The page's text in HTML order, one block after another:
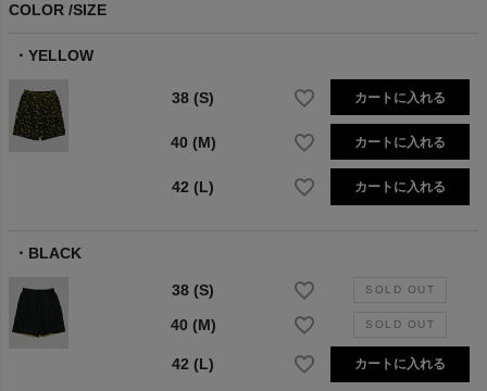
COLOR SIZE
YELLOW
38 (S) カートに入れる
40 (M) カートに入れる
42 (L) カートに入れる
BLACK
38 (S)
40 (M)
42 (L) カートに入れる